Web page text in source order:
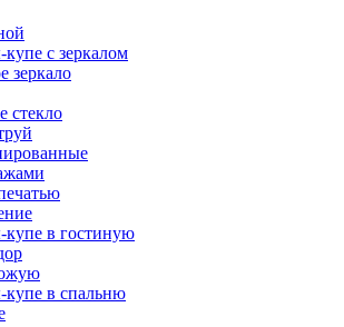
с зеркалом
зеркало
стекло
в гостиную
в спальню